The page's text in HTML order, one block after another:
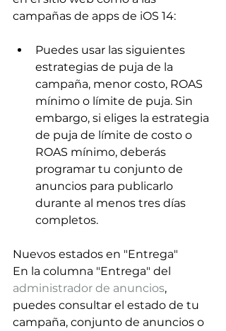
campañas de apps de iOS 14:
Puedes usar las siguientes
estrategias de puja de la
campaña, menor costo, ROAS
mínimo o límite de puja. Sin
embargo, si eliges la estrategia
de puja de límite de costo o
ROAS mínimo, deberás
programar tu conjunto de
anuncios para publicarlo
durante al menos tres días
completos.
Nuevos estados en "Entrega"
En la columna "Entrega" del
administrador de anuncios,
puedes consultar el estado de tu
campaña, conjunto de anuncios o